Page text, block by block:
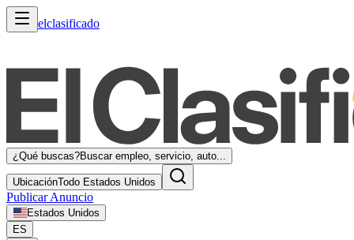
elclasificado
¿Qué buscas?Buscar empleo, servicio, auto...
UbicaciónTodo Estados Unidos
Publicar Anuncio
Estados Unidos
ES